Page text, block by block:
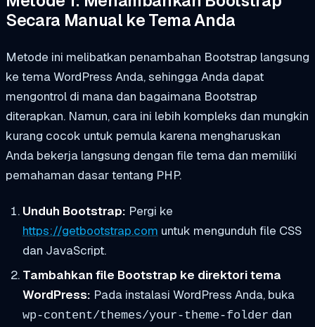
Secara Manual ke Tema Anda
Metode ini melibatkan penambahan Bootstrap langsung
ke tema WordPress Anda, sehingga Anda dapat
mengontrol di mana dan bagaimana Bootstrap
diterapkan. Namun, cara ini lebih kompleks dan mungkin
kurang cocok untuk pemula karena mengharuskan
Anda bekerja langsung dengan file tema dan memiliki
pemahaman dasar tentang PHP.
Unduh Bootstrap: Pergi ke
https://getbootstrap.com untuk mengunduh file CSS
dan JavaScript.
Tambahkan file Bootstrap ke direktori tema
WordPress: Pada instalasi WordPress Anda, buka
wp-content/themes/your-theme-folder dan